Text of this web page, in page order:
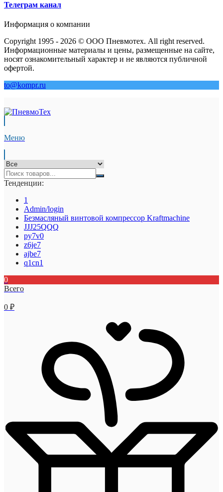
Телеграм канал
Информация о компании
Copyright 1995 - 2026 © ООО Пневмотех. All right reserved.
Информационные материалы и цены, размещенные на сайте,
носят ознакомительный характер и не являются публичной
офертой.
to@kompr.ru
Меню
Тенденции:
1
Admin/login
Безмасляный винтовой компрессор Kraftmaсhine
JJJ25QQQ
py7v0
z6je7
ajbe7
q1cn1
0
Всего
0 ₽